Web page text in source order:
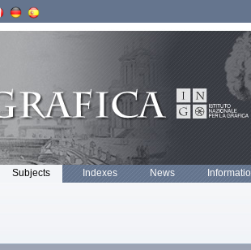
Subjects Indexes News